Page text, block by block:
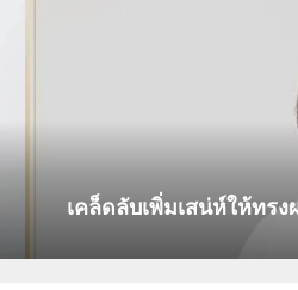
เคล็ดลับเพิ่มเสน่ห์ให้ทร